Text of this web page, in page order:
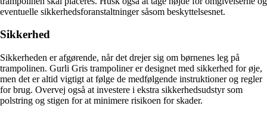
eventuelle sikkerhedsforanstaltninger såsom beskyttelsesnet.
Sikkerhed
Sikkerheden er afgørende, når det drejer sig om børnenes leg på
trampolinen. Gurli Gris trampoliner er designet med sikkerhed for øje,
men det er altid vigtigt at følge de medfølgende instruktioner og regler
for brug. Overvej også at investere i ekstra sikkerhedsudstyr som
polstring og stigen for at minimere risikoen for skader.